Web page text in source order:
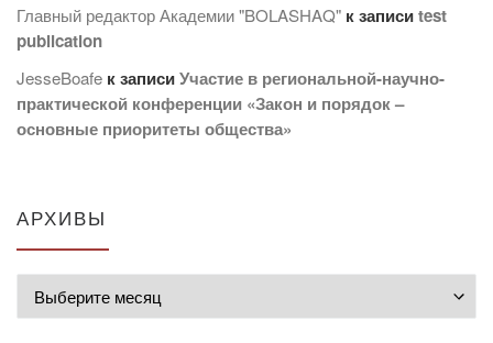
Главный редактор Академии "BOLASHAQ" к записиtest
publication
JesseBoafe к записиУчастие в региональной-научно-
практической конференции «Закон и порядок –
основные приоритеты общества»
АРХИВЫ